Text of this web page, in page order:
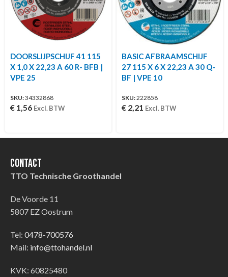
DOORSLIJPSCHIJF 41 115
X 1,0 X 22,23 A 60 R- BFB |
VPE 25
SKU:34332868
€ 1,56 Excl. BTW
BASIC AFBRAAMSCHIJF
27 115 X 6 X 22,23 A 30 Q-
BF | VPE 10
SKU:222858
€ 2,21 Excl. BTW
Contact
TTO Technische Groothandel
De Voorde 11
5807 EZ Oostrum
Tel: 0478-700576
Mail: info@ttohandel.nl
KVK: 60825480